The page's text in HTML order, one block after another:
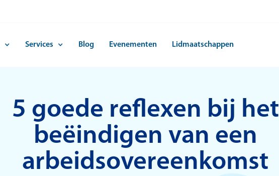
Services Blog Evenementen Lidmaatschappen
5 goede reflexen bij het
beëindigen van een
arbeidsovereenkomst